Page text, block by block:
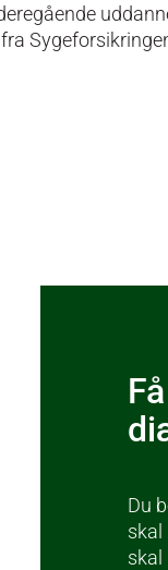
Du
skal
skal